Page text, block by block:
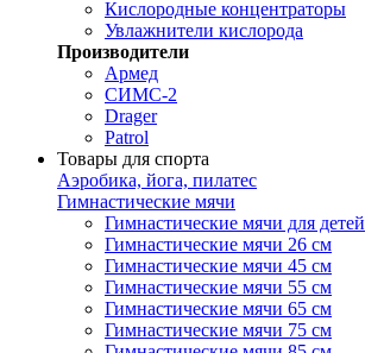
Кислородные концентраторы
Увлажнители кислорода
Производители
Армед
СИМС-2
Drager
Patrol
Товары для спорта
Аэробика, йога, пилатес
Гимнастические мячи
Гимнастические мячи для детей
Гимнастические мячи 26 см
Гимнастические мячи 45 см
Гимнастические мячи 55 см
Гимнастические мячи 65 см
Гимнастические мячи 75 см